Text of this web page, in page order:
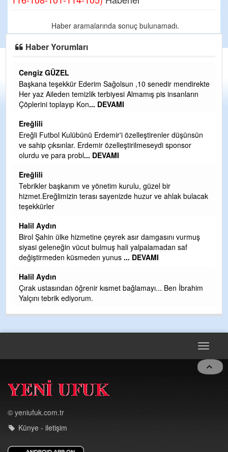
Haber aramalarında sonuç bulunamadı.
Haber Yorumları
Cengiz GÜZEL
Başkana teşekkür Ederim Sağolsun ,10 senedir mendirekte
Her yaz Aileden temizlik terbiyesi Almamış pis insanların
Çöplerini toplayıp Kon... DEVAMI
Ereğlili
Ereğli Futbol Kulübünü Erdemir'i özelleştirenler düşünsün
ve sahip çıksınlar. Erdemir özelleştirilmeseydi sponsor
olurdu ve para probl... DEVAMI
Ereğlili
Tebrikler başkanım ve yönetim kurulu, güzel bir
hizmet.Ereğlimizin terası sayenizde huzur ve ahlak bulacak
teşekkürler
Halil Aydın
Birol Şahin ülke hizmetine çeyrek asır damgasını vurmuş
siyasi geleneğin vücut bulmuş hali yalpalamadan saf
değiştirmeden küsmeden yunus ... DEVAMI
Halil Aydın
Çırak ustasından öğrenir kısmet bağlamayı... Ben İbrahim
Yalçını tebrik ediyorum.
Toggle
© yeniufuk.com.tr
Künye - iletişim